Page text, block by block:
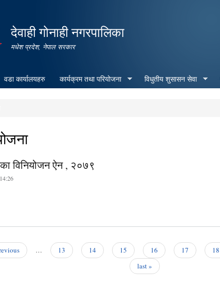
देवाही गोनाही नगरपालिका
मधेश प्रदेश, नेपाल सरकार
वडा कार्यालयहरु कार्यक्रम तथा परियोजना विधुतीय शुसासन सेवा
विनियोजन ऐन , २०७९
… 13 14 15 16 17 18
last »